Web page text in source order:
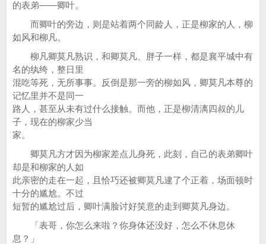
的表弟——卿叶。
而卿叶的旁边，则是站着两个同龄人，正是柳家的人，柳
如风和柳凡。
柳凡卿莫凡熟识，和卿莫凡、胖子一样，都是襄平城中有
名的纨绔，整日里
混吃等死，无所事事。反倒是那一旁的柳如风，卿莫凡本尊的
记忆里并不是同一
路人，甚至从未有过什么接触。而他，正是柳清漓四叔的儿
子，现在的柳家少当
家。
卿莫凡方才因为柳家差点儿身死，此刻，自己的表弟卿叶
却是和柳家的人如
此亲密的走在一起，且恰巧还被卿莫凡逮了个正着，场面顿时
十分的尴尬。不过
短暂的尴尬过后，卿叶满脸讨好笑意的走到卿莫凡身边。
「表哥，你怎么来啦？你身体还没好，怎么不休息休
息？」